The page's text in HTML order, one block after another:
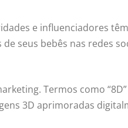
e influenciadores
seus bebês nas redes
Termos como “8D”
3D aprimoradas